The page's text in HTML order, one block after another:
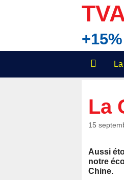
La
15
Aussi
notre
Chine.